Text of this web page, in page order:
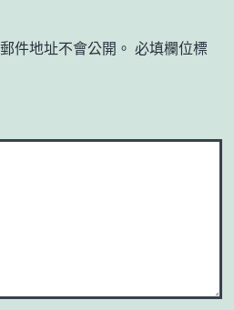
件地址不會公開。 必填欄位標